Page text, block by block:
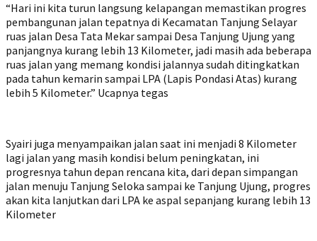
“Hari ini kita turun langsung kelapangan memastikan progres
pembangunan jalan tepatnya di Kecamatan Tanjung Selayar
ruas jalan Desa Tata Mekar sampai Desa Tanjung Ujung yang
panjangnya kurang lebih 13 Kilometer, jadi masih ada beberapa
ruas jalan yang memang kondisi jalannya sudah ditingkatkan
pada tahun kemarin sampai LPA (Lapis Pondasi Atas) kurang
lebih 5 Kilometer.” Ucapnya tegas
Syairi juga menyampaikan jalan saat ini menjadi 8 Kilometer
lagi jalan yang masih kondisi belum peningkatan, ini
progresnya tahun depan rencana kita, dari depan simpangan
jalan menuju Tanjung Seloka sampai ke Tanjung Ujung, progres
akan kita lanjutkan dari LPA ke aspal sepanjang kurang lebih 13
Kilometer